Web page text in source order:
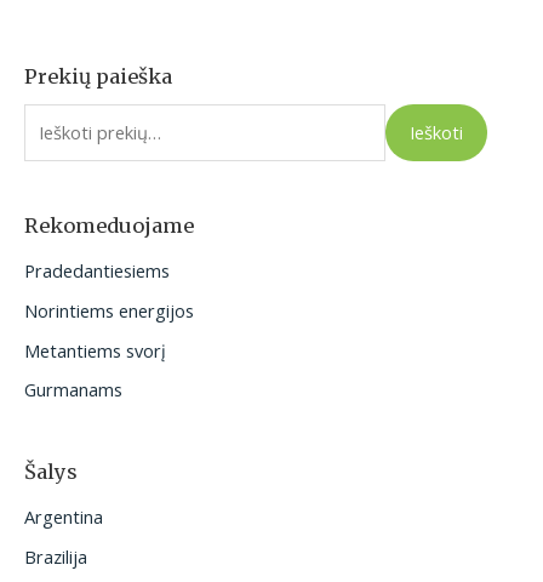
Prekių paieška
I
e
o
:
Ieškoti
Rekomeduojame
Pradedantiesiems
Norintiems energijos
Metantiems svorį
Gurmanams
Šalys
Argentina
Brazilija